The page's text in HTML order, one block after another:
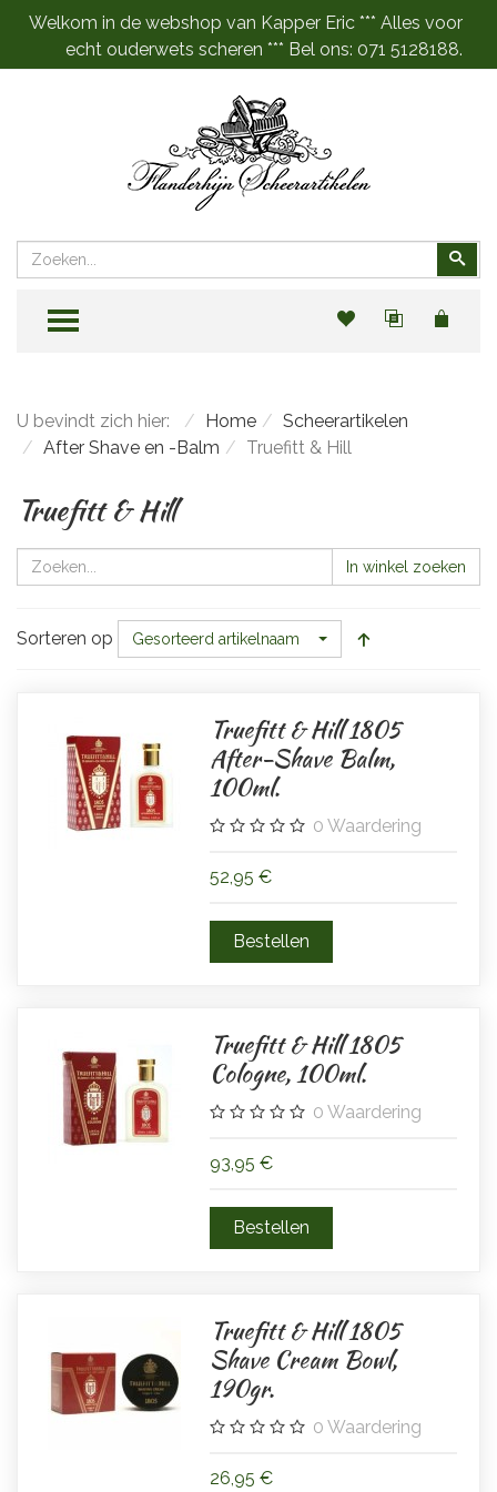
Welkom in de webshop van Kapper Eric *** Alles voor
echt ouderwets scheren *** Bel ons: 071 5128188.
Zoeken
TOGGLE MENU
U bevindt zich hier: Home
Scheerartikelen
After Shave en -Balm
Truefitt & Hill
Truefitt & Hill
In winkel zoeken
Sorteren op Gesorteerd artikelnaam
Truefitt & Hill 1805
After-Shave Balm,
100ml.
0 Waardering
52,95 €
Truefitt & Hill 1805
Cologne, 100ml.
0 Waardering
93,95 €
Truefitt & Hill 1805
Shave Cream Bowl,
190gr.
0 Waardering
26,95 €